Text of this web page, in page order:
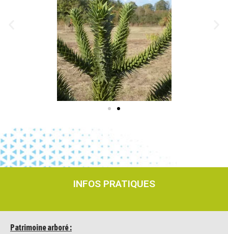
INFOS PRATIQUES
Patrimoine arboré :